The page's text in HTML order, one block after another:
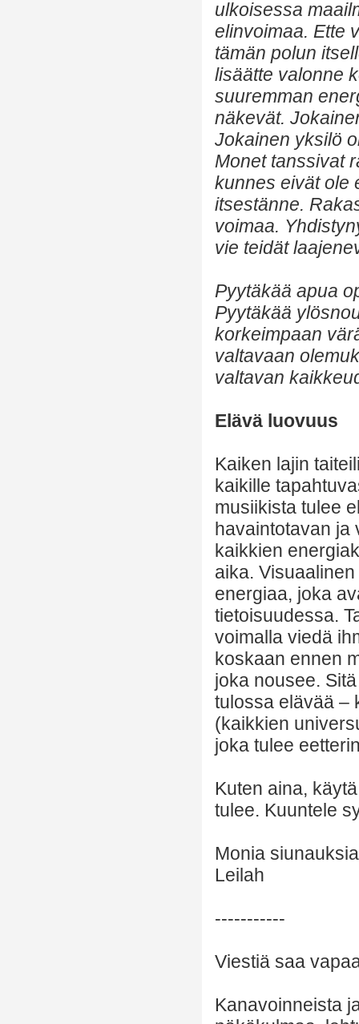
ulkoisessa
elinvoimaa. Ette
tämän polun
lisäätte valonne
suuremman
näkevät.
Jokainen yksilö
Monet tanssivat
kunnes eivät ole
itsestänne.
voimaa.
vie teidät
Pyytäkää apua
Pyytäkää
korkeimpaan
valtavaan
valtavan
Elävä luovuus
Kaiken lajin
kaikille
musiikista tulee
havaintotavan ja
kaikkien
aika.
energiaa, joka
tietoisuudessa.
voimalla viedä
koskaan ennen
joka nousee.
tulossa elävää –
(kaikkien
joka tulee
Kuten aina,
tulee. Kuuntele
Monia
Leilah
-----------
Viestiä saa
Kanavoinneista